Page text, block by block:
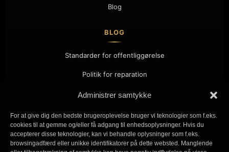
Administrer samtykke
For at give dig den bedste brugeroplevelse bruger vi teknologier som f.eks.
cookies til at gemme og/eller få adgang til enhedsoplysninger. Hvis du
accepterer disse teknologier, kan vi behandle oplysninger som f.eks.
browsingadfærd eller unikke identifikatorer på dette websted. Manglende
Blog
BLOG
Standarder for offentliggørelse
Politik for reparation
Samarbejde
Kontakt
KONTAKT